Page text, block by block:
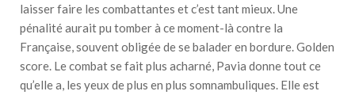
laisser faire les combattantes et c’est tant mieux. Une
pénalité aurait pu tomber à ce moment-là contre la
Française, souvent obligée de se balader en bordure. Golden
score. Le combat se fait plus acharné, Pavia donne tout ce
qu’elle a, les yeux de plus en plus somnambuliques. Elle est